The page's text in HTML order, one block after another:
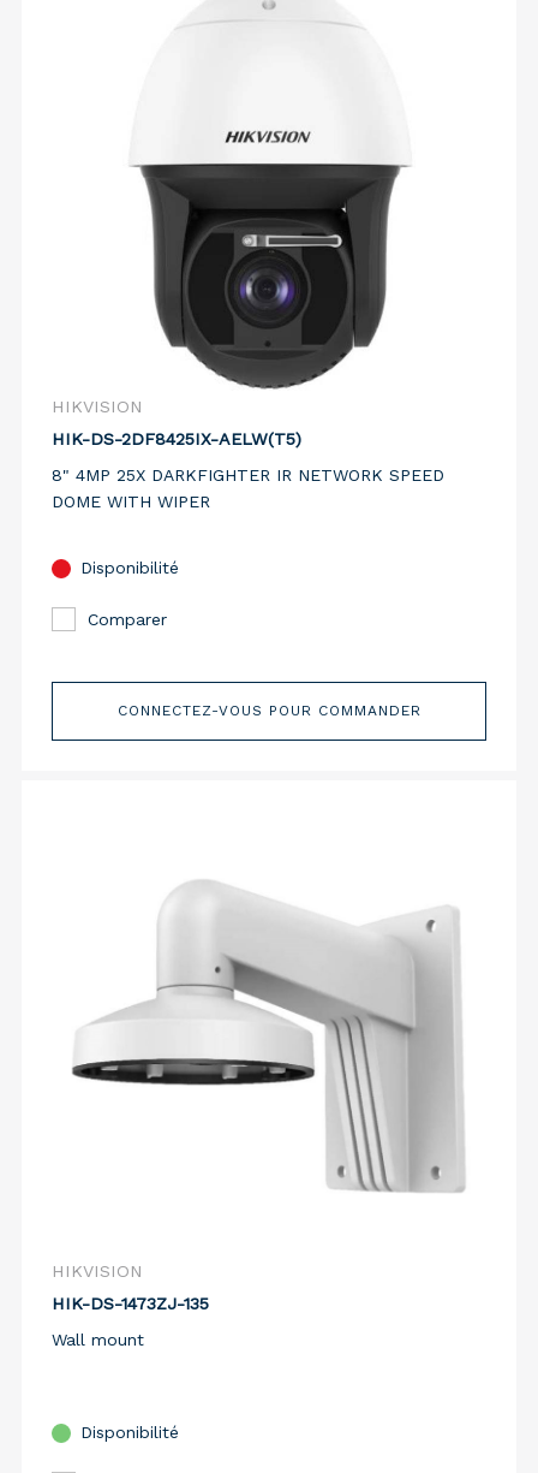
HIKVISION
HIK-DS-2DF8425IX-AELW(T5)
8" 4MP 25X DARKFIGHTER IR NETWORK SPEED
DOME WITH WIPER
Disponibilité
Comparer
CONNECTEZ-VOUS POUR COMMANDER
HIKVISION
HIK-DS-1473ZJ-135
Wall mount
Disponibilité